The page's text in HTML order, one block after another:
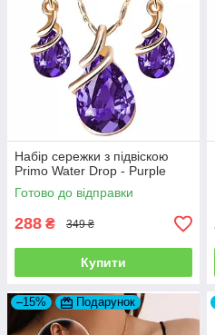
Набір сережки з підвіскою
Primo Water Drop - Purple
Готово до відправки
288 ₴ 349 ₴
Купити
–15% Подарунок